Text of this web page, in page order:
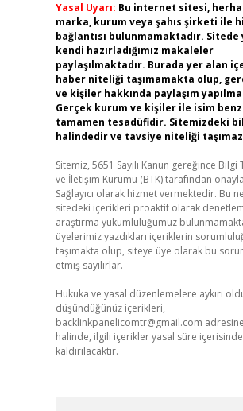
Yasal Uyarı: Bu internet sitesi,
marka, kurum veya şahıs şirketi ile
bağlantısı bulunmamaktadır. Sitede
kendi hazırladığımız makaleler
paylaşılmaktadır. Burada yer alan
haber niteliği taşımamakta olup,
ve kişiler hakkında paylaşım
Gerçek kurum ve kişiler ile isim
tamamen tesadüfidir. Sitemizdeki
halindedir ve tavsiye niteliği
Sitemiz, 5651 Sayılı Kanun gereğince
ve İletişim Kurumu (BTK) tarafından
Sağlayıcı olarak hizmet vermektedir. Bu
sitedeki içerikleri proaktif olarak
araştırma yükümlülüğümüz
üyelerimiz yazdıkları içeriklerin
taşımakta olup, siteye üye olarak bu
etmiş sayılırlar.
Hukuka ve yasal düzenlemelere aykırı
düşündüğünüz içerikleri,
backlinkpanelicomtr@gmail.com
halinde, ilgili içerikler yasal süre
kaldırılacaktır.